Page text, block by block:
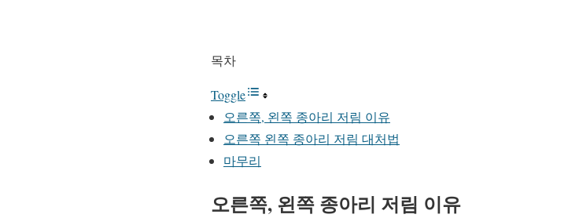
목차
Toggle
오른쪽, 왼쪽 종아리 저림 이유
오른쪽 왼쪽 종아리 저림 대처법
마무리
오른쪽, 왼쪽 종아리 저림 이유